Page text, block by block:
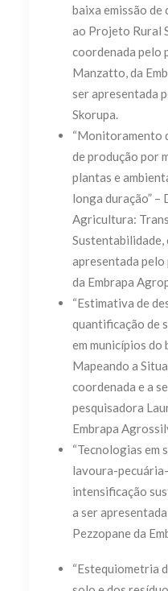
baixa emissão de
ao Projeto Rural
coordenada pelo
Manzatto, da
ser apresentada
Skorupa.
“Monitoramento
de produção por
plantas e
longa duração” –
Agricultura:
Sustentabilidade,
apresentada
da Embrapa
“Estimativa de
quantificação de
em municípios do
Mapeando a
coordenada e a
pesquisadora
Embrapa
“Tecnologias em
lavoura-
intensificação
a ser
Pezzopane da
“Estequiometria